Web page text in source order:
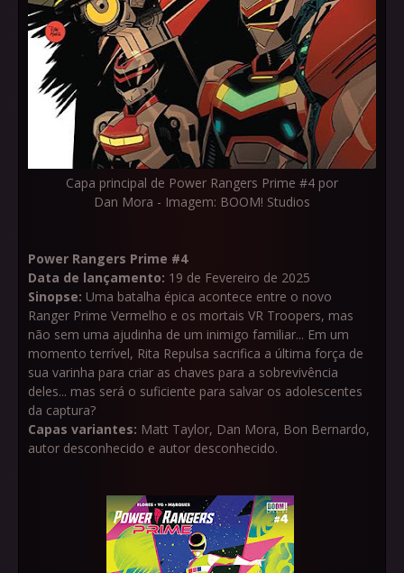
Capa principal de Power Rangers Prime #4 por
Dan Mora - Imagem: BOOM! Studios
Power Rangers Prime #4
Data de lançamento: 19 de Fevereiro de 2025
Sinopse: Uma batalha épica acontece entre o novo
Ranger Prime Vermelho e os mortais VR Troopers, mas
não sem uma ajudinha de um inimigo familiar... Em um
momento terrível, Rita Repulsa sacrifica a última força de
sua varinha para criar as chaves para a sobrevivência
deles... mas será o suficiente para salvar os adolescentes
da captura?
Capas variantes: Matt Taylor, Dan Mora, Bon Bernardo,
autor desconhecido e autor desconhecido.